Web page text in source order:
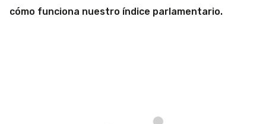
cómo funciona nuestro índice parlamentario.